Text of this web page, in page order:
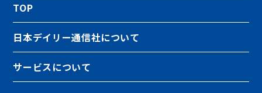
TOP
日本デイリー通信社について
サービスについて